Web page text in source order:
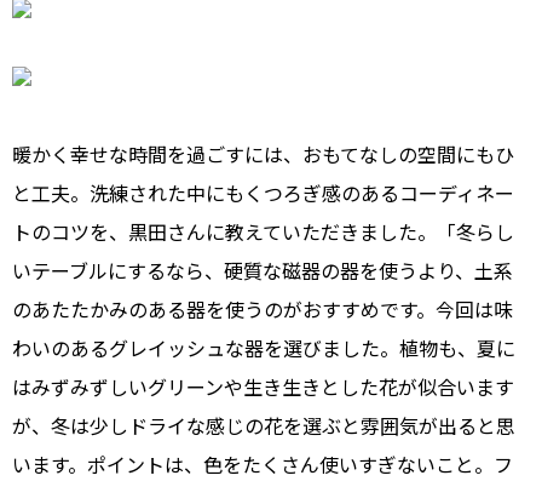
暖かく幸せな時間を過ごすには、おもてなしの空間にもひ
と工夫。洗練された中にもくつろぎ感のあるコーディネー
トのコツを、黒田さんに教えていただきました。「冬らし
いテーブルにするなら、硬質な磁器の器を使うより、土系
のあたたかみのある器を使うのがおすすめです。今回は味
わいのあるグレイッシュな器を選びました。植物も、夏に
はみずみずしいグリーンや生き生きとした花が似合います
が、冬は少しドライな感じの花を選ぶと雰囲気が出ると思
います。ポイントは、色をたくさん使いすぎないこと。フ